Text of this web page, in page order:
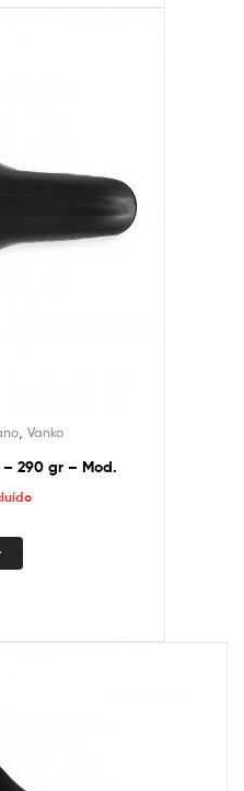
Vanko
– 290 gr – Mod.